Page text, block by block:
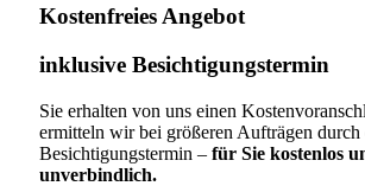
Kostenfreies Angebot
inklusive Besichtigungstermin
Sie erhalten von uns einen
ermitteln wir bei größeren Aufträgen durch
Besichtigungstermin – für Sie kostenlos
unverbindlich.